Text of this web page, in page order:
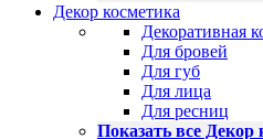
Декор косметика
Декоративная
Для бровей
Для губ
Для лица
Для ресниц
Показать все Декор